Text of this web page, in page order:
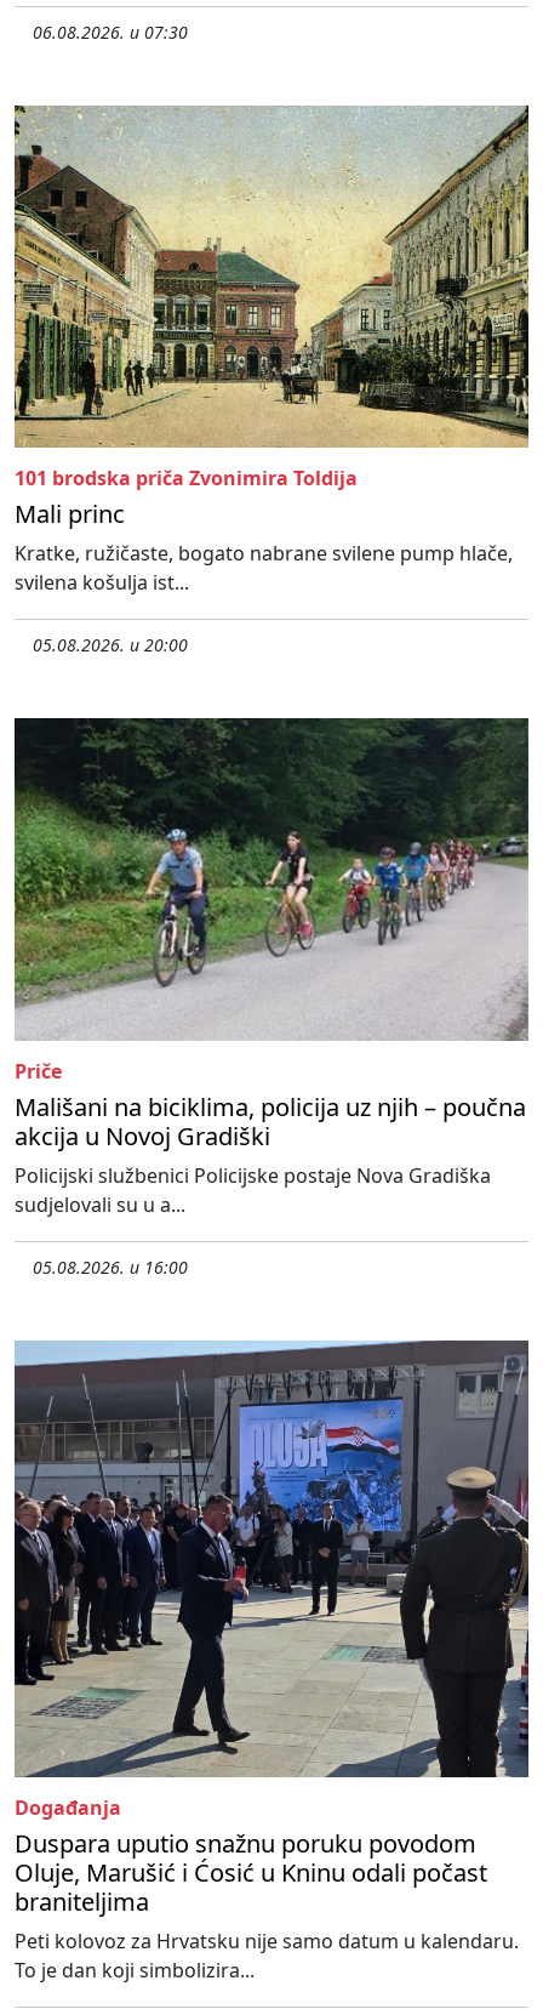
06.08.2026. u 07:30
101 brodska priča Zvonimira Toldija
Mali princ
Kratke, ružičaste, bogato nabrane svilene pump hlače,
svilena košulja ist...
05.08.2026. u 20:00
Priče
Mališani na biciklima, policija uz njih – poučna
akcija u Novoj Gradiški
Policijski službenici Policijske postaje Nova Gradiška
sudjelovali su u a...
05.08.2026. u 16:00
Događanja
Duspara uputio snažnu poruku povodom
Oluje, Marušić i Ćosić u Kninu odali počast
braniteljima
Peti kolovoz za Hrvatsku nije samo datum u kalendaru.
To je dan koji simbolizira...